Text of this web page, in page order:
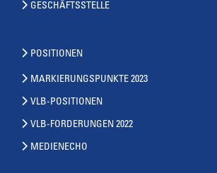
GESCHÄFTSSTELLE
POSITIONEN
MARKIERUNGSPUNKTE 2023
VLB-POSITIONEN
VLB-FORDERUNGEN 2022
MEDIENECHO